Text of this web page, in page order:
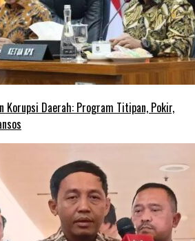
Korupsi Daerah: Program Titipan, Pokir,